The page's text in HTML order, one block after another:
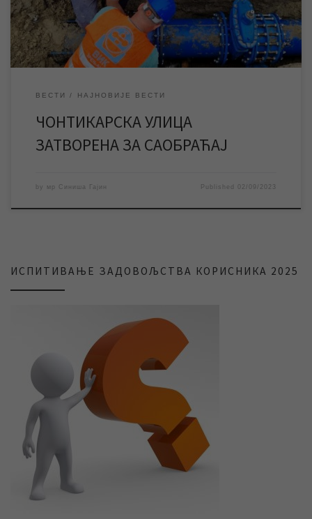
оквиру активности на реконструкцији водоводне мреже на
потезу Карађорђев трг, […]
ВЕСТИ НАЈНОВИЈЕ ВЕСТИ
ЧОНТИКАРСКА УЛИЦА
ЗАТВОРЕНА ЗА САОБРАЋАЈ
by мр Синиша Гајин Published 02/09/2023
ИСПИТИВАЊЕ ЗАДОВОЉСТВА КОРИСНИКА 2025